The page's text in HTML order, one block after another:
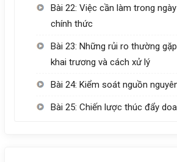
Bài 22: Việc cần làm trong
chính thức
Bài 23: Những rủi ro thường
khai trương và cách xử lý
Bài 24: Kiểm soát nguồn
Bài 25: Chiến lược thúc đẩy